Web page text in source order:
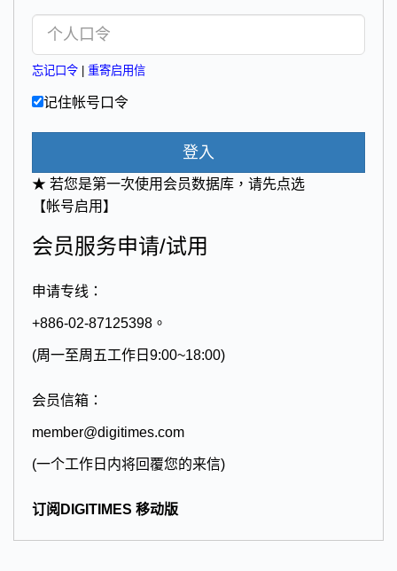
忘记口令 重寄启用信
记住帐号口令
登入
★ 若您是第一次使用会员数据库，请先点选
【帐号启用】
会员服务申请/试用
申请专线：
+886-02-87125398。
(周一至周五工作日9:00~18:00)
会员信箱：
member@digitimes.com
(一个工作日内将回覆您的来信)
订阅DIGITIMES 移动版